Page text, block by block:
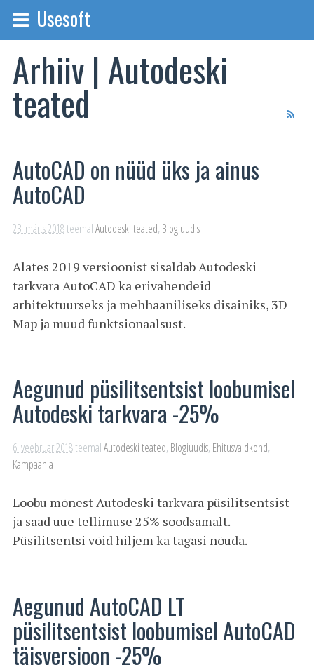
Usesoft
Arhiiv | Autodeski
teated
AutoCAD on nüüd üks ja ainus
AutoCAD
23. märts 2018teemalAutodeski teated, Blogiuudis
Alates 2019 versioonist sisaldab Autodeski
tarkvara AutoCAD ka erivahendeid
arhitektuurseks ja mehhaaniliseks disainiks, 3D
Map ja muud funktsionaalsust.
Aegunud püsilitsentsist loobumisel
Autodeski tarkvara -25%
6. veebruar 2018teemalAutodeski teated, Blogiuudis, Ehitusvaldkond,
Kampaania
Loobu mõnest Autodeski tarkvara püsilitsentsist
ja saad uue tellimuse 25% soodsamalt.
Püsilitsentsi võid hiljem ka tagasi nõuda.
Aegunud AutoCAD LT
püsilitsentsist loobumisel AutoCAD
täisversioon -25%